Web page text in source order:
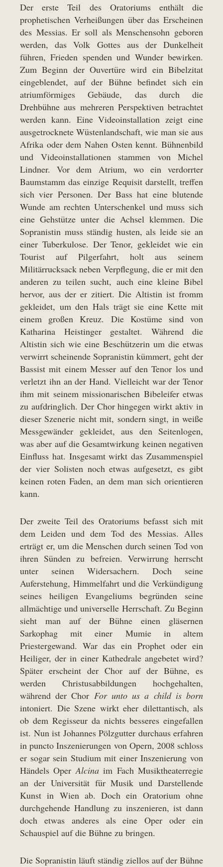
Der erste Teil des Oratoriums enthält die
prophetischen Verheißungen über das Erscheinen
des Messias. Er soll als Menschensohn geboren
werden, das Volk Gottes aus der Dunkelheit
führen, Frieden spenden und Wunder bewirken.
Zum Beginn der Ouvertüre wird ein Bibelzitat
eingeblendet, auf der Bühne befindet sich ein
atriumförmiges Gebäude, das durch die
Drehbühne aus mehreren Perspektiven betrachtet
werden kann. Eine Videoinstallation zeigt eine
ausgetrocknete Wüstenlandschaft, wie man sie aus
Afrika oder dem Nahen Osten kennt. Bühnenbild
und Videoinstallationen stammen von Michel
Lindner. Vor dem Atrium, wo ein verdorrter
Baumstamm das einzige Requisit darstellt, treffen
sich vier Personen. Der Bass hat eine blutende
Wunde am rechten Unterschenkel und muss sich
eine Gehstütze unter die Achsel klemmen. Die
Sopranistin muss ständig husten, als leide sie an
einer Tuberkulose. Der Tenor, gekleidet wie ein
Tourist auf Pilgerfahrt, holt aus seinem
Militärrucksack neben Verpflegung, die er mit den
anderen zu teilen sucht, auch eine kleine Bibel
hervor, aus der er zitiert. Die Altistin ist fromm
gekleidet, um den Hals trägt sie eine Kette mit
einem großen Kreuz. Die Kostüme sind von
Katharina Heistinger gestaltet. Während die
Altistin sich wie eine Beschützerin um die etwas
verwirrt scheinende Sopranistin kümmert, geht der
Bassist mit einem Messer auf den Tenor los und
verletzt ihn an der Hand. Vielleicht war der Tenor
ihm mit seinem missionarischen Bibeleifer etwas
zu aufdringlich. Der Chor hingegen wirkt aktiv in
dieser Szenerie nicht mit, sondern singt, in weiße
Messgewänder gekleidet, aus den Seitenlogen,
was aber auf die Gesamtwirkung keinen negativen
Einfluss hat. Insgesamt wirkt das Zusammenspiel
der vier Solisten noch etwas aufgesetzt, es gibt
keinen roten Faden, an dem man sich orientieren
kann.
Der zweite Teil des Oratoriums befasst sich mit
dem Leiden und dem Tod des Messias. Alles
erträgt er, um die Menschen durch seinen Tod von
ihren Sünden zu befreien. Verwirrung herrscht
unter seinen Widersachern. Doch seine
Auferstehung, Himmelfahrt und die Verkündigung
seines heiligen Evangeliums begründen seine
allmächtige und universelle Herrschaft. Zu Beginn
sieht man auf der Bühne einen gläsernen
Sarkophag mit einer Mumie in altem
Priestergewand. War das ein Prophet oder ein
Heiliger, der in einer Kathedrale angebetet wird?
Später erscheint der Chor auf der Bühne, es
werden Christusabbildungen hochgehalten,
während der Chor For unto us a child is born
intoniert. Die Szene wirkt eher dilettantisch, als
ob dem Regisseur da nichts besseres eingefallen
ist. Nun ist Johannes Pölzgutter durchaus erfahren
in puncto Inszenierungen von Opern, 2008 schloss
er sogar sein Studium mit einer Inszenierung von
Händels Oper Alcinaim Fach Musiktheaterregie
an der Universität für Musik und Darstellende
Kunst in Wien ab. Doch ein Oratorium ohne
durchgehende Handlung zu inszenieren, ist dann
doch etwas anderes als eine Oper oder ein
Schauspiel auf die Bühne zu bringen.
Die Sopranistin läuft ständig ziellos auf der Bühne